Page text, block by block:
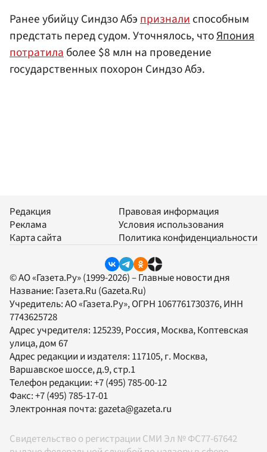
Ранее убийцу Синдзо Абэпризналиспособным
предстать перед судом. Уточнялось, чтоЯпония
потратилаболее $8 млн на проведение
государственных похорон Синдзо Абэ.
Редакция
Реклама
Карта сайта
Правовая информация
Условия использования
Политика конфиденциальности
© АО «Газета.Ру» (1999-2026) – Главные новости дня
Название: Газета.Ru (Gazeta.Ru)
Учредитель:АО «Газета.Ру», ОГРН 1067761730376, ИНН
7743625728
Адрес учредителя: 125239, Россия, Москва, Коптевская
улица, дом 67
Адрес редакции и издателя: 117105, г. Москва,
Варшавское шоссе, д.9, стр.1
Телефон редакции:+7 (495) 785-00-12
Факс:+7 (495) 785-17-01
Электронная почта: gazeta@gazeta.ru
Свидетельство о регистрации СМИ Эл № ФС77-67642